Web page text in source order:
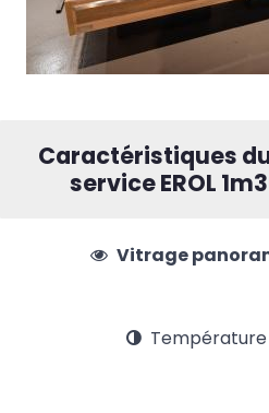
Caractéristiques
service EROL
Vitrage